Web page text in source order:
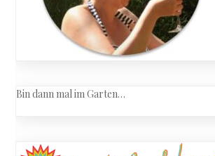
Bin dann mal im Garten…